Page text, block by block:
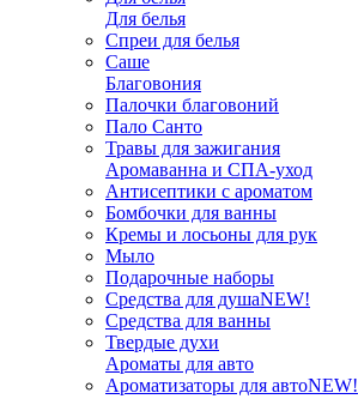
Для белья
Спреи для белья
Саше
Благовония
Палочки благовоний
Пало Санто
Травы для зажигания
Аромаванна и СПА-уход
Антисептики с ароматом
Бомбочки для ванны
Кремы и лосьоны для рук
Мыло
Подарочные наборы
Средства для душаNEW!
Средства для ванны
Твердые духи
Ароматы для авто
Ароматизаторы для автоNEW!